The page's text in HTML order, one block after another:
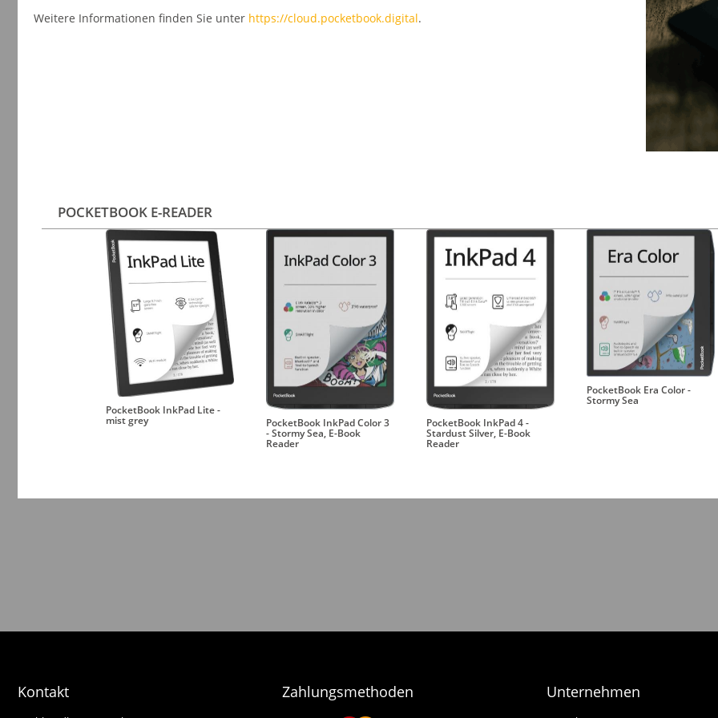
Weitere Informationen finden Sie unter https://cloud.pocketbook.digital.
POCKETBOOK E-READER
PocketBook InkPad Lite -
mist grey
PocketBook InkPad Color 3
- Stormy Sea, E-Book
Reader
PocketBook InkPad 4 -
Stardust Silver, E-Book
Reader
PocketBook Era Color -
Stormy Sea
Kontakt Zahlungsmethoden Unternehmen